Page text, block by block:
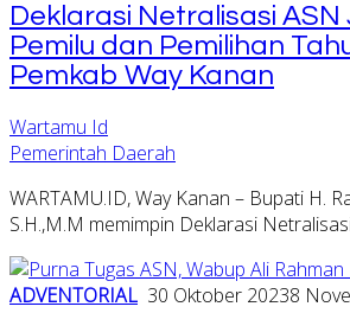
Deklarasi Netralisasi ASN
Pemilu dan Pemilihan
Pemkab Way Kanan
Wartamu Id
Pemerintah Daerah
WARTAMU.ID, Way Kanan – Bupati H.
S.H.,M.M memimpin Deklarasi
ADVENTORIAL 30 Oktober 20238